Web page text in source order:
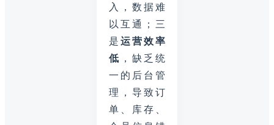
入，数据难
以互通；三
是 运营效率
低 ，缺乏统
一的后台管
理，导致订
单、库存、